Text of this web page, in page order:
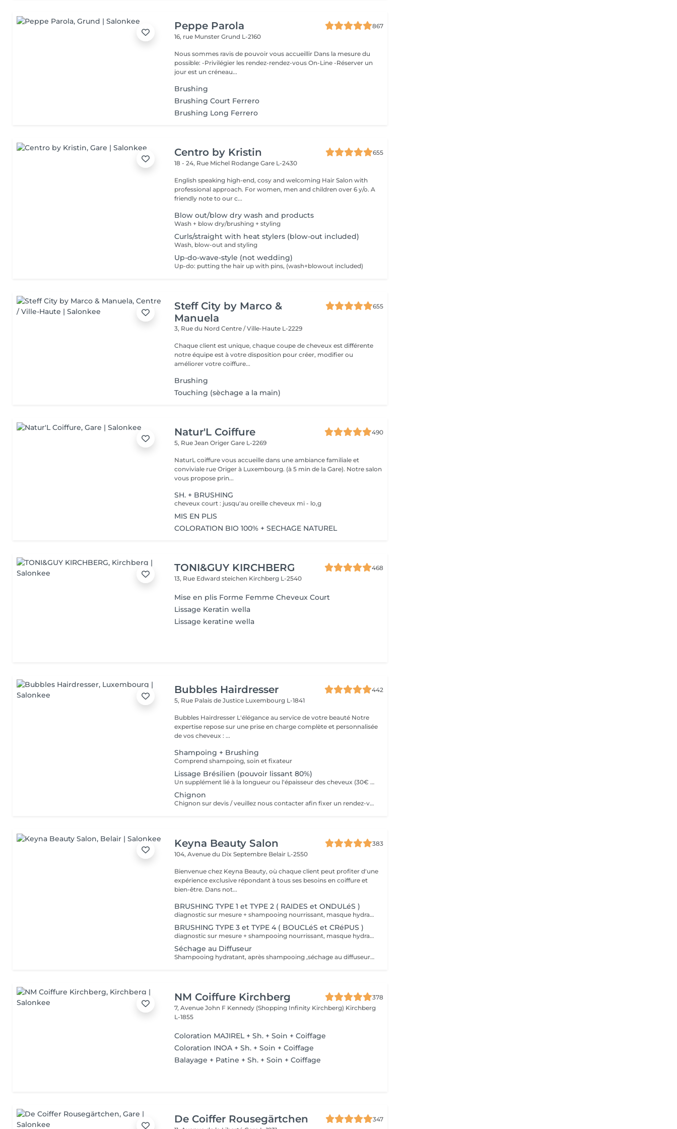
Peppe Parola
867
16, rue MunsterGrund L-2160
Nous sommes ravis de pouvoir vous accueillir Dans la mesure du
possible: -Privilégier les rendez-rendez-vous On-Line -Réserver un
jour est un créneau...
Brushing
Brushing Court Ferrero
Brushing Long Ferrero
Centro by Kristin
655
18 - 24, Rue Michel RodangeGare L-2430
English speaking high-end, cosy and welcoming Hair Salon with
professional approach. For women, men and children over 6 y/o. A
friendly note to our c...
Blow out/blow dry wash and products
Wash + blow dry/brushing + styling
Curls/straight with heat stylers (blow-out included)
Wash, blow-out and styling
Up-do-wave-style (not wedding)
Up-do: putting the hair up with pins, (wash+blowout included)
Steff City by Marco &
Manuela
655
3, Rue du NordCentre / Ville-Haute L-2229
Chaque client est unique, chaque coupe de cheveux est différente
notre équipe est à votre disposition pour créer, modifier ou
améliorer votre coiffure...
Brushing
Touching (sèchage a la main)
Natur'L Coiffure
490
5, Rue Jean OrigerGare L-2269
NaturL coiffure vous accueille dans une ambiance familiale et
conviviale rue Origer à Luxembourg. (à 5 min de la Gare). Notre salon
vous propose prin...
SH. + BRUSHING
cheveux court : jusqu'au oreille cheveux mi - lo,g
MIS EN PLIS
COLORATION BIO 100% + SECHAGE NATUREL
TONI&GUY KIRCHBERG
468
13, Rue Edward steichen Kirchberg L-2540
Mise en plis Forme Femme Cheveux Court
Lissage Keratin wella
Lissage keratine wella
Bubbles Hairdresser
442
5, Rue Palais de Justice Luxembourg L-1841
Bubbles Hairdresser L'élégance au service de votre beauté Notre
expertise repose sur une prise en charge complète et personnalisée
de vos cheveux : ...
Shampoing + Brushing
Comprend shampoing, soin et fixateur
Lissage Brésilien (pouvoir lissant 80%)
Un supplément lié à la longueur ou l'épaisseur des cheveux (30€ à 500€) pourra s'ajouter au tarif du lissage brésilien. Un diagnostique gratuit sera systématiquement proposé en amont.»
Chignon
Chignon sur devis / veuillez nous contacter afin fixer un rendez-vous
Keyna Beauty Salon
383
104, Avenue du Dix Septembre Belair L-2550
Bienvenue chez Keyna Beauty, où chaque client peut profiter d'une
expérience exclusive répondant à tous ses besoins en coiffure et
bien-être. Dans not...
BRUSHING TYPE 1 et TYPE 2 ( RAIDES et ONDULéS )
diagnostic sur mesure + shampooing nourrissant, masque hydratant ,coiffage sérum et fixation finale. Important: cheveux sans tresse ni noeuds à l'arrivée; tout noeuds ou tressage entraîne l'annulation et 50% de la prestation est retenu. Toute arrivée retardée de 15-30 minutes ou plus entraînera l'annulation automatique du rendez-vous.
BRUSHING TYPE 3 et TYPE 4 ( BOUCLéS et CRéPUS )
diagnostic sur mesure + shampooing nourrissant, masque hydratant ,coiffage sérum et fixation finale. Important: cheveux sans tresse ni noeuds à l'arrivée; tout noeuds ou tressage entraîne l'annulation et 50% de la prestation est retenu. Toute arrivée retardée de 15-30 minutes ou plus entraînera l'annulation automatique du rendez-vous.
Séchage au Diffuseur
Shampooing hydratant, après shampooing ,séchage au diffuseur sérum et fixation finale. Important: cheveux sans tresse ni nud à l'arrivée; tout nud ou tressage entraîne l'annulation et 50% de la prestation est retenu. Toute arrivée retardée de 15-30 minutes ou plus entraînera l'annulation automatique du rendez-vous.
NM Coiffure Kirchberg
378
7, Avenue John F Kennedy (Shopping Infinity Kirchberg) Kirchberg
L-1855
Coloration MAJIREL + Sh. + Soin + Coiffage
Coloration INOA + Sh. + Soin + Coiffage
Balayage + Patine + Sh. + Soin + Coiffage
De Coiffer Rousegärtchen
347